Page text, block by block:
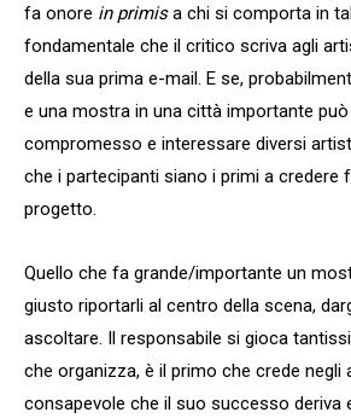
fa onore in primisa chi si comporta in
fondamentale che il critico scriva agli
della sua prima e-mail. E se,
e una mostra in una città importante
compromesso e interessare diversi
che i partecipanti siano i primi a credere
progetto.
Quello che fa grande/importante un
giusto riportarli al centro della scena,
ascoltare. Il responsabile si gioca
che organizza, è il primo che crede negli
consapevole che il suo successo deriva